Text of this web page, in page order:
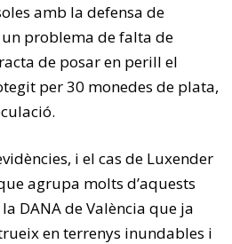
amb la defensa de
problema de falta de
de posar en perill el
per 30 monedes de plata,
i el cas de Luxender
agrupa molts d’aquests
DANA de València que ja
en terrenys inundables i